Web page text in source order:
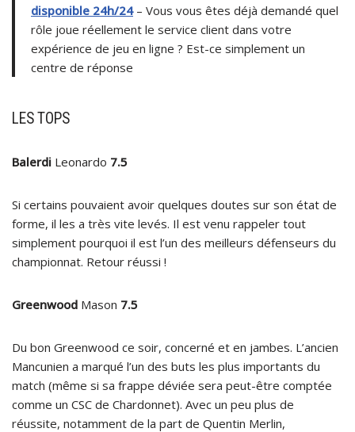
disponible 24h/24– Vous vous êtes déjà demandé quel
rôle joue réellement le service client dans votre
expérience de jeu en ligne ? Est-ce simplement un
centre de réponse
LES TOPS
Balerdi Leonardo 7.5
Si certains pouvaient avoir quelques doutes sur son état de
forme, il les a très vite levés. Il est venu rappeler tout
simplement pourquoi il est l’un des meilleurs défenseurs du
championnat. Retour réussi !
Greenwood Mason 7.5
Du bon Greenwood ce soir, concerné et en jambes. L’ancien
Mancunien a marqué l’un des buts les plus importants du
match (même si sa frappe déviée sera peut-être comptée
comme un CSC de Chardonnet). Avec un peu plus de
réussite, notamment de la part de Quentin Merlin,